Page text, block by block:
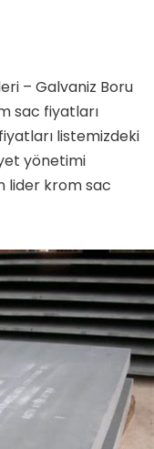
– Galvaniz Boru
sac fiyatları
listemizdeki
yönetimi
lider krom sac